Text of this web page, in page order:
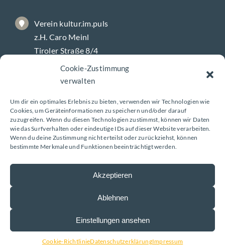
Cookie-Zustimmung
verwalten
Um dir ein optimales Erlebnis zu bieten, verwenden wir Technologien wie
Cookies, um Geräteinformationen zu speichern und/oder darauf
zuzugreifen. Wenn du diesen Technologien zustimmst, können wir Daten
wie das Surfverhalten oder eindeutige IDs auf dieser Website verarbeiten.
Wenn du deine Zustimmung nicht erteilst oder zurückziehst, können
bestimmte Merkmale und Funktionen beeinträchtigt werden.
Akzeptieren
Ablehnen
Einstellungen ansehen
Cookie-RichtlinieDatenschutzerklärungImpressum
Verein kultur.im.puls
z.H. Caro Meinl
Tiroler Straße 8/4
9800 Spittal/Drau
Galerie-Öffnungszeiten
Montag – Freitag
8 – 18 Uhr
www.ARGEntur.at